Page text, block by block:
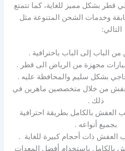
قطر بشكل مميز للغاية، كما تتمتع
وخدمات الشحن المتنوعة مثل
التالي:
الباب إلى الباب باحترافية .
مجهزة من الرياض الى قطر .
بشكل سليم والمحافظة عليه .
من خلال متخصصين ماهرين في
ذلك .
العفش بالكامل بطريقة احترافية
بجميع أنواعه .
العفش ذات أحجام كبيرة للغاية .
بالكامل باستخدام أفضل المعدات